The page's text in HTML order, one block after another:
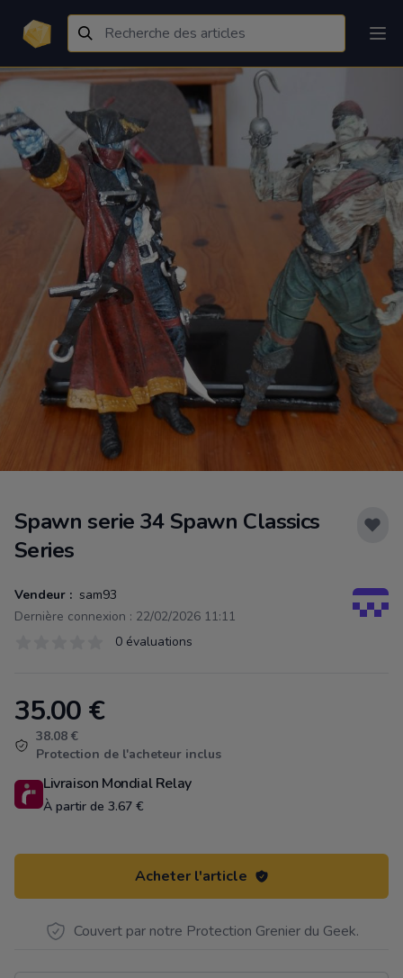
Spawn serie 34 Spawn Classics
Series
Vendeur : sam93
Dernière connexion : 22/02/2026 11:11
0 évaluations
Product information
35.00 €
38.08 €
Protection de l'acheteur inclus
Livraison Mondial Relay
À partir de 3.67 €
Acheter l'article
Couvert par notre Protection Grenier du Geek.